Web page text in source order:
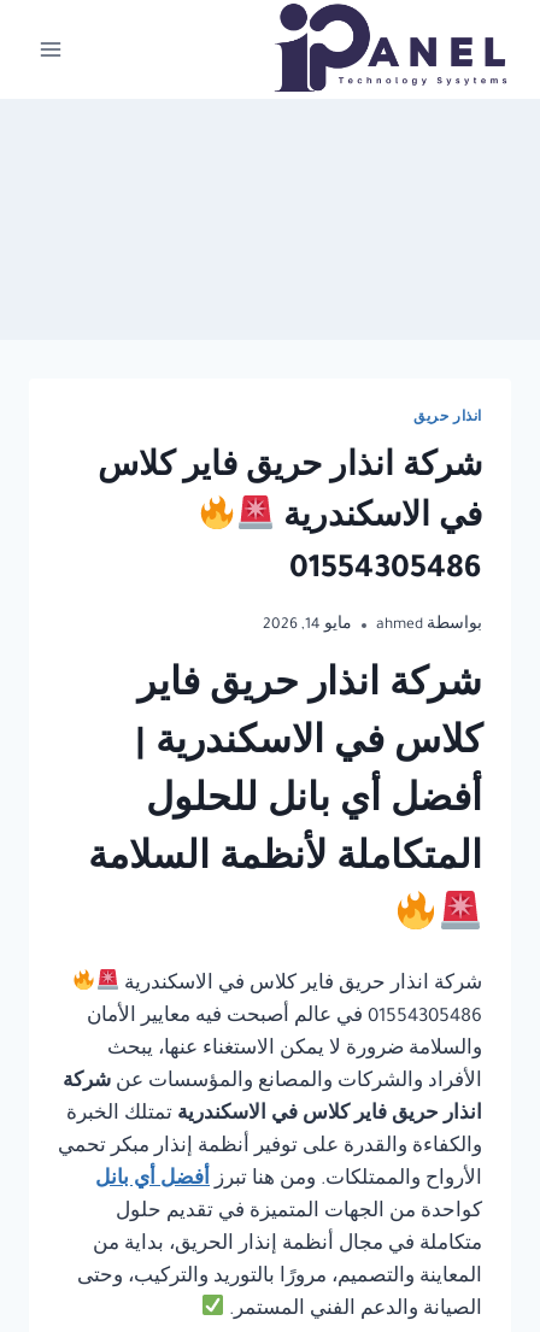
المحتوى
انذار حريق
شركة انذار حريق فاير كلاس
في الاسكندرية
01554305486
بواسطة ahmed مايو 14, 2026
شركة انذار حريق فاير
كلاس في الاسكندرية |
أفضل أي بانل للحلول
المتكاملة لأنظمة السلامة
شركة انذار حريق فاير كلاس في الاسكندرية
01554305486 في عالم أصبحت فيه معايير الأمان
والسلامة ضرورة لا يمكن الاستغناء عنها، يبحث
الأفراد والشركات والمصانع والمؤسسات عن شركة
انذار حريق فاير كلاس في الاسكندرية تمتلك الخبرة
والكفاءة والقدرة على توفير أنظمة إنذار مبكر تحمي
الأرواح والممتلكات. ومن هنا تبرز أفضل أي بانل
كواحدة من الجهات المتميزة في تقديم حلول
متكاملة في مجال أنظمة إنذار الحريق، بداية من
المعاينة والتصميم، مرورًا بالتوريد والتركيب، وحتى
الصيانة والدعم الفني المستمر.